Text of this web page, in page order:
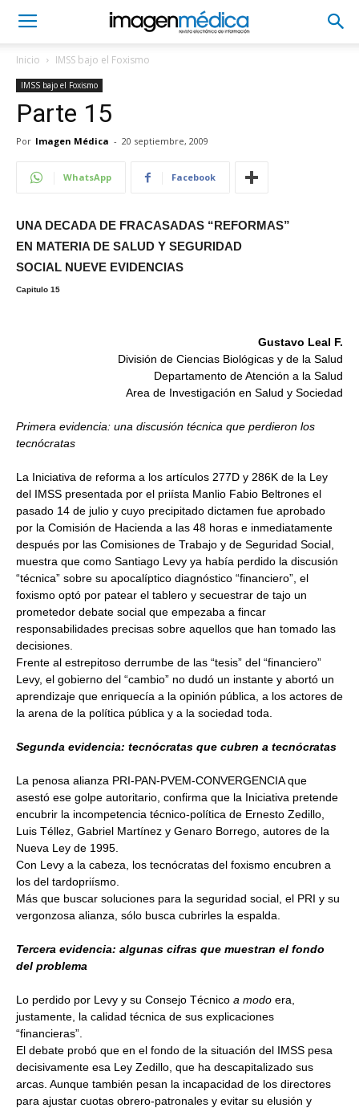
Inicio IMSS bajo el Foxismo
IMSS bajo el Foxismo
Parte 15
Por Imagen Médica - 20 septiembre, 2009
WhatsApp Facebook
UNA DECADA DE FRACASADAS “REFORMAS”
EN MATERIA DE SALUD Y SEGURIDAD
SOCIAL NUEVE EVIDENCIAS
Capitulo 15
Gustavo Leal F.
División de Ciencias Biológicas y de la Salud
Departamento de Atención a la Salud
Area de Investigación en Salud y Sociedad
Primera evidencia: una discusión técnica que perdieron los
tecnócratas
La Iniciativa de reforma a los artículos 277D y 286K de la Ley
del IMSS presentada por el priísta Manlio Fabio Beltrones el
pasado 14 de julio y cuyo precipitado dictamen fue aprobado
por la Comisión de Hacienda a las 48 horas e inmediatamente
después por las Comisiones de Trabajo y de Seguridad Social,
muestra que como Santiago Levy ya había perdido la discusión
“técnica” sobre su apocalíptico diagnóstico “financiero”, el
foxismo optó por patear el tablero y secuestrar de tajo un
prometedor debate social que empezaba a fincar
responsabilidades precisas sobre aquellos que han tomado las
decisiones.
Frente al estrepitoso derrumbe de las “tesis” del “financiero”
Levy, el gobierno del “cambio” no dudó un instante y abortó un
aprendizaje que enriquecía a la opinión pública, a los actores de
la arena de la política pública y a la sociedad toda.
Segunda evidencia: tecnócratas que cubren a tecnócratas
La penosa alianza PRI-PAN-PVEM-CONVERGENCIA que
asestó ese golpe autoritario, confirma que la Iniciativa pretende
encubrir la incompetencia técnico-política de Ernesto Zedillo,
Luis Téllez, Gabriel Martínez y Genaro Borrego, autores de la
Nueva Ley de 1995.
Con Levy a la cabeza, los tecnócratas del foxismo encubren a
los del tardopriísmo.
Más que buscar soluciones para la seguridad social, el PRI y su
vergonzosa alianza, sólo busca cubrirles la espalda.
Tercera evidencia: algunas cifras que muestran el fondo
del problema
Lo perdido por Levy y su Consejo Técnico a modo era,
justamente, la calidad técnica de sus explicaciones
“financieras”.
El debate probó que en el fondo de la situación del IMSS pesa
decisivamente esa Ley Zedillo, que ha descapitalizado sus
arcas. Aunque también pesan la incapacidad de los directores
para ajustar cuotas obrero-patronales y evitar su elusión y